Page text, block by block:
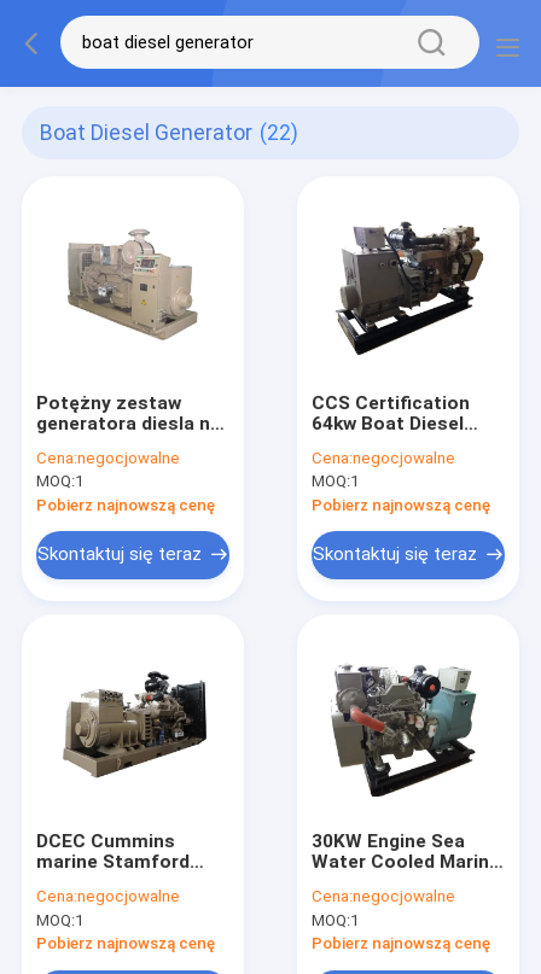
Boat Diesel Generator (22)
Potężny zestaw
generatora diesla na
do 140kW diesla
Cena:negocjowalne
MOQ:1
Pobierz najnowszą cenę
Skontaktuj się teraz
CCS Certification
64kw Boat Diesel
GM65 Engine
Cena:negocjowalne
MOQ:1
Pobierz najnowszą cenę
Skontaktuj się teraz
DCEC Cummins
marine Stamford
boats ships
Cena:negocjowalne
MOQ:1
Pobierz najnowszą cenę
30KW Engine Sea
Water Cooled Marine
20KW To 150KW
Cena:negocjowalne
MOQ:1
Pobierz najnowszą cenę